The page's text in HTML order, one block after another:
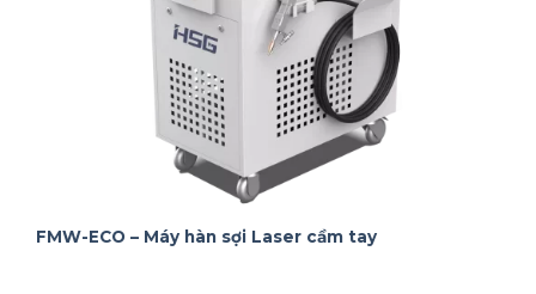
FMW-ECO – Máy hàn sợi Laser cầm tay